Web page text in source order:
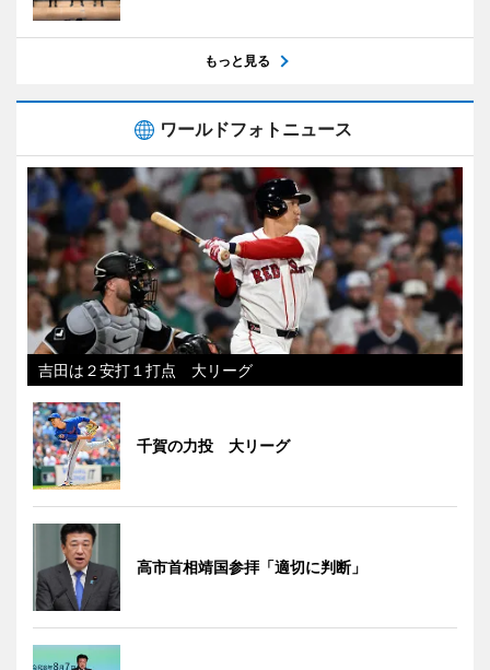
もっと見る
ワールドフォトニュース
吉田は２安打１打点 大リーグ
千賀の力投 大リーグ
高市首相靖国参拝「適切に判断」